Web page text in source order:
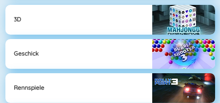
3D
Geschick
Rennspiele